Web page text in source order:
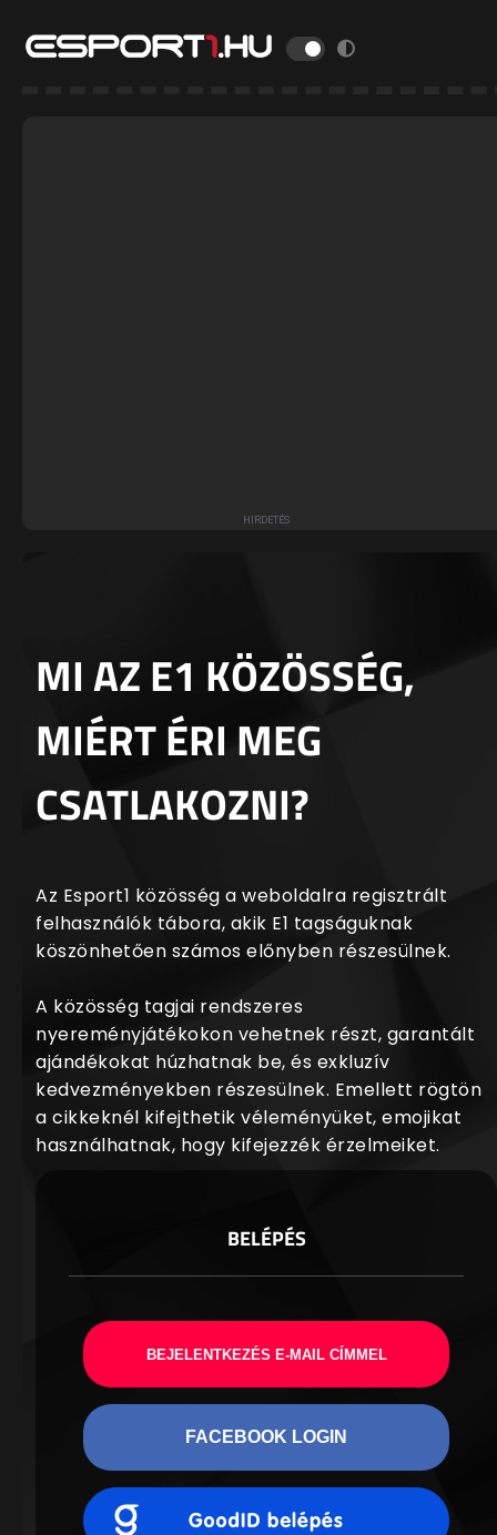
MI AZ E1 KÖZÖSSÉG,
MIÉRT ÉRI MEG
CSATLAKOZNI?
Az Esport1 közösség a weboldalra regisztrált
felhasználók tábora, akik E1 tagságuknak
köszönhetően számos előnyben részesülnek.
A közösség tagjai rendszeres
nyereményjátékokon vehetnek részt, garantált
ajándékokat húzhatnak be, és exkluzív
kedvezményekben részesülnek. Emellett rögtön
a cikkeknél kifejthetik véleményüket, emojikat
használhatnak, hogy kifejezzék érzelmeiket.
BELÉPÉS
BEJELENTKEZÉS E-MAIL CÍMMEL
FACEBOOK LOGIN